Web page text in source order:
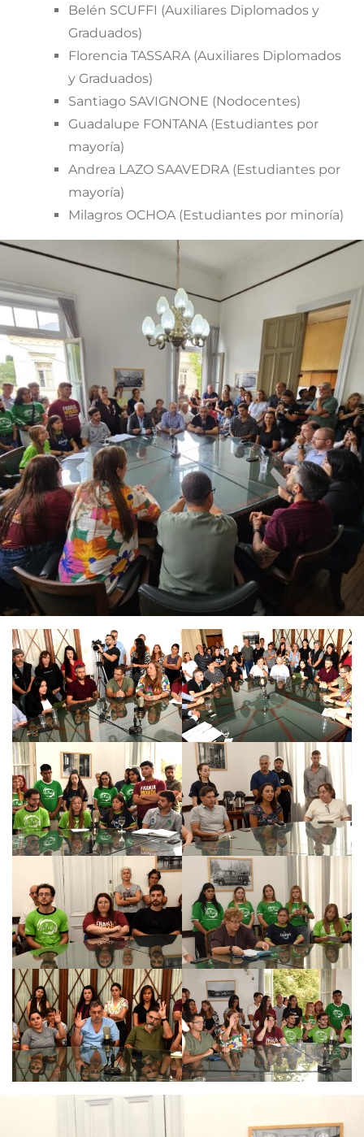
Belén SCUFFI (Auxiliares Diplomados y
Graduados)
Florencia TASSARA (Auxiliares Diplomados
y Graduados)
Santiago SAVIGNONE (Nodocentes)
Guadalupe FONTANA (Estudiantes por
mayoría)
Andrea LAZO SAAVEDRA (Estudiantes por
mayoría)
Milagros OCHOA (Estudiantes por minoría)